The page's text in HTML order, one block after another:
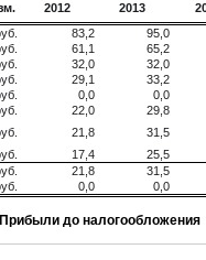
2012 2013
83,2 95,0
61,1 65,2
32,0 32,0
29,1 33,2
0,0 0,0
22,0 29,8
21,8 31,5
17,4 25,5
21,8 31,5
0,0 0,0
до налогообложения